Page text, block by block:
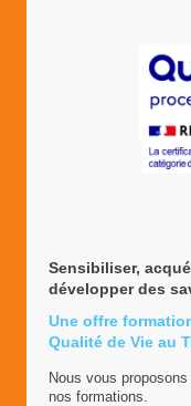
Sensibiliser,
développer des
Une offre
Qualité de Vie au
Nous vous
nos formations.